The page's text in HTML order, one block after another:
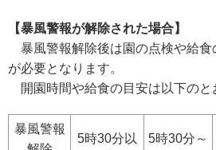
【暴風警報が解除された場合】
暴風警報解除後は園の点検や給食
が必要となります。
開園時間や給食の目安は以下のと
暴風警報
5時30分以
5時30分～